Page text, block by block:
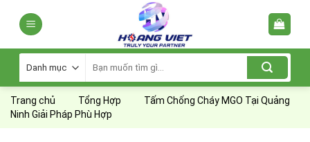
kiếm:
Trang chủ Tổng Hợp
Tấm Chống Cháy MGO Tại Quảng
Ninh Giải Pháp Phù Hợp